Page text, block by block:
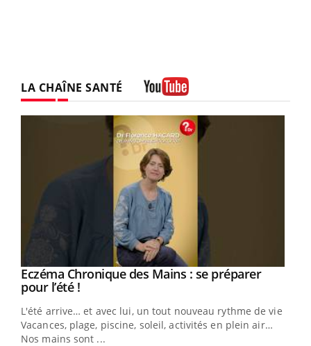
LA CHAÎNE SANTÉ
Youtube
Eczéma Chronique des Mains : se préparer
pour l’été !Youtube
L'été arrive… et avec lui, un tout nouveau rythme de vie !
Vacances, plage, piscine, soleil, activités en plein air…
Nos mains sont ...